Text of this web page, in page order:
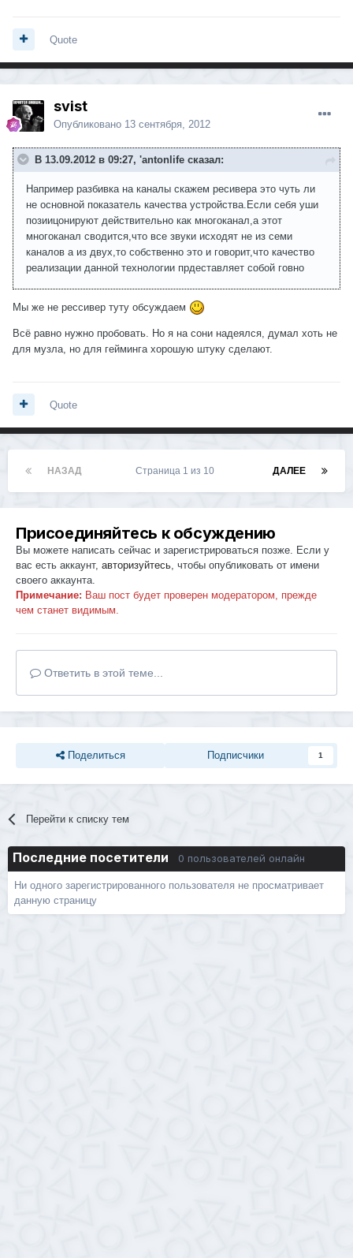
Quote
svist
Опубликовано 13 сентября, 2012
В 13.09.2012 в 09:27, 'antonlife сказал:
Например разбивка на каналы скажем ресивера это чуть ли
не основной показатель качества устройства.Если себя уши
позиицонируют действительно как многоканал,а этот
многоканал сводится,что все звуки исходят не из семи
каналов а из двух,то собственно это и говорит,что качество
реализации данной технологии прдеставляет собой говно
Мы же не рессивер туту обсуждаем
Всё равно нужно пробовать. Но я на сони надеялся, думал хоть не
для музла, но для гейминга хорошую штуку сделают.
Quote
НАЗАД ДАЛЕЕ
Страница 1 из 10
Присоединяйтесь к обсуждению
Вы можете написать сейчас и зарегистрироваться позже. Если у
вас есть аккаунт, авторизуйтесь , чтобы опубликовать от имени
своего аккаунта.
Примечание: Ваш пост будет проверен модератором, прежде
чем станет видимым.
Ответить в этой теме...
Поделиться Подписчики 1
Перейти к списку тем
Последние посетители 0 пользователей онлайн
Ни одного зарегистрированного пользователя не просматривает
данную страницу